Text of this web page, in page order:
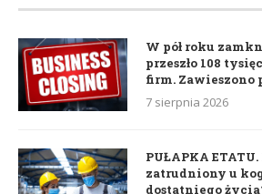
W pół roku
przeszło 108
firm. Zawieszono
7 sierpnia 2026
PUŁAPKA
zatrudniony u
dostatniego